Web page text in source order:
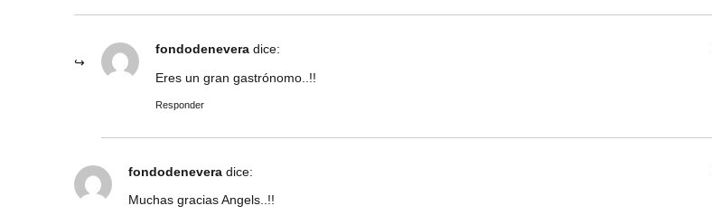
fondodenevera dice:
Eres un gran gastrónomo..!!
Responder
fondodenevera dice:
Muchas gracias Angels..!!